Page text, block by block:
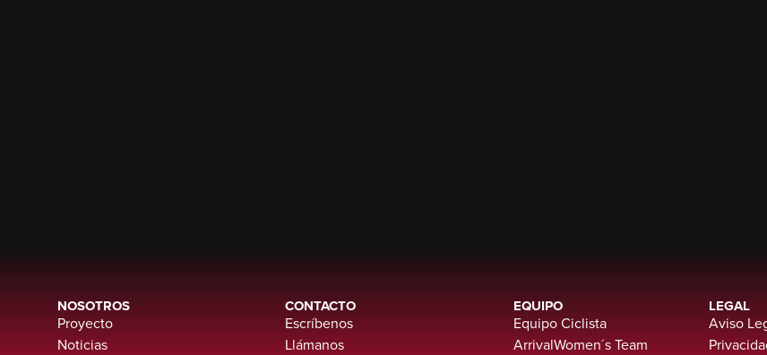
NOSOTROS
Proyecto
Noticias
CONTACTO
Escríbenos
Llámanos
EQUIPO
Equipo Ciclista
ArrivalWomen´s Team
LEGAL
Aviso